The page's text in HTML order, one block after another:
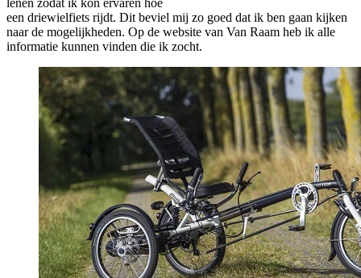
lenen zodat ik kon ervaren hoe
een driewielfiets rijdt. Dit beviel mij zo goed dat ik ben gaan kijken
naar de mogelijkheden. Op de website van Van Raam heb ik alle
informatie kunnen vinden die ik zocht.